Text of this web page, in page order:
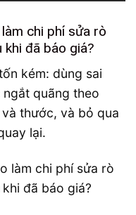
chi phí sửa rò
đã báo giá?
kém: dùng sai
quãng theo
thước, và bỏ qua
lại.